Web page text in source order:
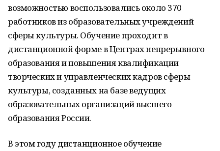
возможностью воспользовались около 370
работников из образовательных учреждений
сферы культуры. Обучение проходит в
дистанционной форме в Центрах непрерывного
образования и повышения квалификации
творческих и управленческих кадров сферы
культуры, созданных на базе ведущих
образовательных организаций высшего
образования России.
В этом году дистанционное обучение